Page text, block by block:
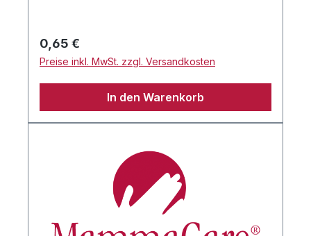
Regulärer Preis:
0,65 €
Preise inkl. MwSt. zzgl. Versandkosten
In den Warenkorb